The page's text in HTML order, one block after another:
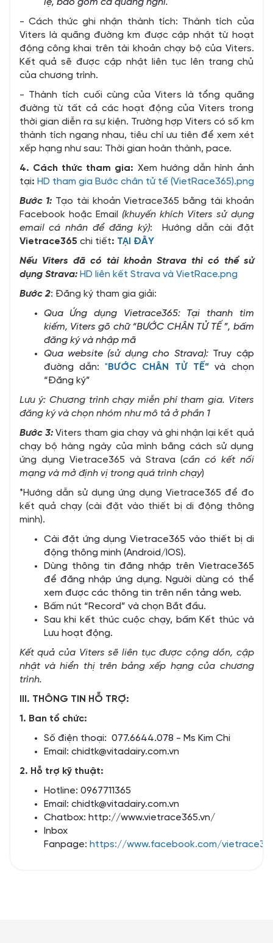
lệ, bao gồm cảquãngnghỉ.
- Cách thức ghi nhận thành tích: Thành tích của
Viters là quãng đường km được cập nhật từ hoạt
động công khai trên tài khoản chạy bộ của Viters.
Kết quả sẽ được cập nhật liên tục lên trang chủ
của chương trình.
- Thành tích cuối cùng của Viters là tổng quãng
đường từ tất cả các hoạt động của Viters trong
thời gian diễn ra sự kiện. Trường hợp Viters có số km
thành tích ngang nhau, tiêu chí ưu tiên để xem xét
xếp hạng như sau: Thời gian hoàn thành, pace.
4. Cách thức tham gia: Xem hướng dẫn hình ảnh
tại: HD tham gia Bước chân tử tế (VietRace365).png
Bước 1: Tạo tài khoản Vietrace365 bằng tài khoản
Facebook hoặc Email (khuyến khích Viters sử dụng
email cá nhân để đăng ký): Hướng dẫn cài đặt
Vietrace365 chi tiết: TẠI ĐÂY
Nếu Viters đã có tài khoản Strava thì có thể sử
dụng Strava: HD liên kết Strava và VietRace.png
Bước 2: Đăng ký tham gia giải:
Qua Ứng dụng Vietrace365: Tại thanh tìm
kiếm, Viters gõ chữ “BƯỚC CHÂN TỬ TẾ ”, bấm
đăng ký và nhập mã
Qua website (sử dụng cho Strava): Truy cập
đường dẫn: " BƯỚC CHÂN TỬ TẾ” và chọn
“Đăng ký”
Lưu ý: Chương trình chạy miễn phí tham gia. Viters
đăng ký và chọn nhóm như mô tả ở phần 1
Bước 3:Viters tham gia chạy và ghi nhận lại kết quả
chạy bộ hàng ngày của mình bằng cách sử dụng
ứng dụng Vietrace365 và Strava (cần có kết nối
mạng và mở định vị trong quá trình chạy)
*Hướng dẫn sử dụng ứng dụng Vietrace365 để đo
kết quả chạy (cài đặt vào thiết bị di động thông
minh).
Cài đặt ứng dụng Vietrace365 vào thiết bị di
động thông minh (Android/IOS).
Dùng thông tin đăng nhập trên Vietrace365
để đăng nhập ứng dụng. Người dùng có thể
xem được các thông tin trên nền tảng web.
Bấm nút “Record” và chọn Bắt đầu.
Sau khi kết thúc cuộc chạy, bấm Kết thúc và
Lưu hoạt động.
Kết quả của Viters sẽ liên tục được cộng dồn, cập
nhật và hiển thị trên bảng xếp hạng của chương
trình.
III. THÔNG TIN HỖ TRỢ:
1. Ban tổ chức:
Số điện thoại: 077.6644.078 - Ms Kim Chi
Email: chidtk@vitadairy.com.vn
2. Hỗ trợ kỹ thuật:
Hotline: 0967711365
Email: chidtk@vitadairy.com.vn
Chatbox: http://www.vietrace365.vn/
Inbox
Fanpage: https://www.facebook.com/